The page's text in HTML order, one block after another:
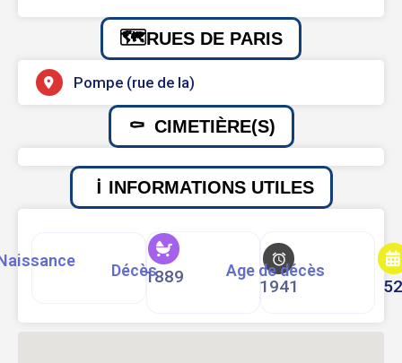
RUES DE PARIS
Pompe (rue de la)
CIMETIÈRE(S)
INFORMATIONS UTILES
1889
Décès
1941
Age de décès